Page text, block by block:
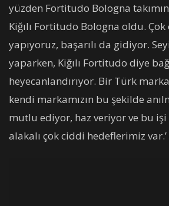
yüzden Fortitudo Bologna
Kiğılı Fortitudo Bologna oldu.
yapıyoruz, başarılı da gidiyor.
yaparken, Kiğılı Fortitudo diye
heyecanlandırıyor. Bir Türk
kendi markamızın bu şekilde
mutlu ediyor, haz veriyor ve bu
alakalı çok ciddi hedeflerimiz